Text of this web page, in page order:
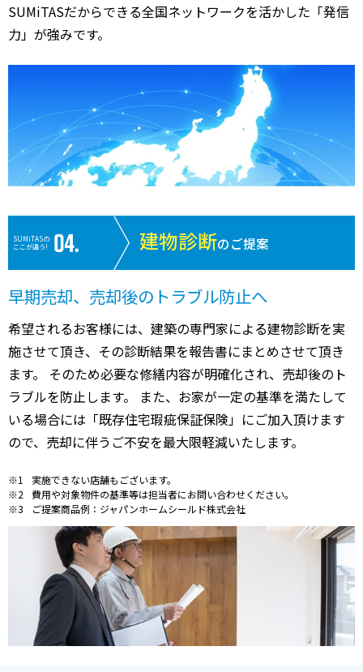
SUMiTASだからできる全国ネットワークを活かした「発信
力」が強みです。
SUMiTASの
ここが違う!
建物診断のご提案
早期売却、売却後のトラブル防止へ
希望されるお客様には、建築の専門家による建物診断を実
施させて頂き、その診断結果を報告書にまとめさせて頂き
ます。 そのため必要な修繕内容が明確化され、売却後のト
ラブルを防止します。 また、お家が一定の基準を満たして
いる場合には「既存住宅瑕疵保証保険」にご加入頂けます
ので、売却に伴うご不安を最大限軽減いたします。
実施できない店舗もございます。
費用や対象物件の基準等は担当者にお問い合わせください。
ご提案商品例：ジャパンホームシールド株式会社